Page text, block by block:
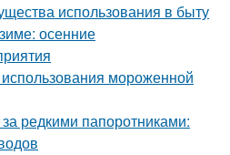
использования в быту
осенние
мороженной
редкими папоротниками: